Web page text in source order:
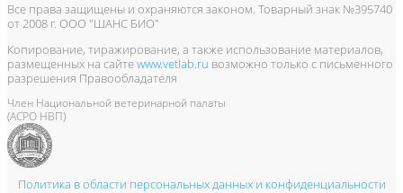
Все права защищены и охраняются законом. Товарный знак №395740
от 2008 г. ООО "ШАНС БИО"
Копирование, тиражирование, а также использование материалов,
размещенных на сайтеwww.vetlab.ru возможно только с письменного
разрешения Правообладателя
Член Национальной ветеринарной палаты
(АСРО НВП)
Политика в области персональных данных и конфиденциальности